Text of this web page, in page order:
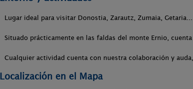
Lugar ideal para visitar Donostia, Zarautz, Zumaia,
Situado prácticamente en las faldas del monte Ernio,
Cualquier actividad cuenta con nuestra colaboración y
Localización en el Mapa